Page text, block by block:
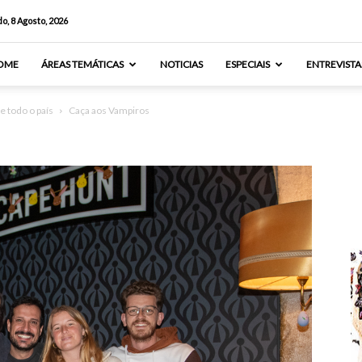
8 Agosto, 2026
ÁREAS TEMÁTICAS NOTICIAS ESPECIAIS
todo o país Caça aos Vampiros